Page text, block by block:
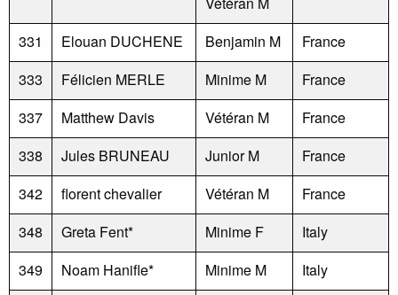
331 Elouan DUCHENE Benjamin M
France
333
Félicien MERLE Minime M
France
337
Matthew Davis Vétéran M
France
338
Jules BRUNEAU Junior M
France
342
florent chevalier Vétéran M
France
348
Greta Fent* Minime F
Italy
349
Noam Hanifle* Minime M
Italy